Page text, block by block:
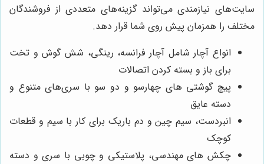
سایت‌های نیازمندی می‌تواند گزینه‌های متعددی از فروشندگان
مختلف را همزمان پیش روی شما قرار دهد.
انواع آچار شامل آچار فرانسه، رینگی، شش گوش و تخت
برای باز و بسته کردن اتصالات
پیچ گوشتی های چهارسو و دو سو با سری‌های متنوع و
دسته عایق
انبردست، سیم چین و دم باریک برای کار با سیم و قطعات
کوچک
چکش های مهندسی، پلاستیکی و چوبی با سری و دسته